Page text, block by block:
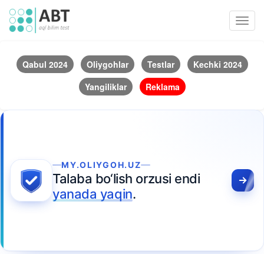
Qabul 2024 Oliygohlar Testlar
Kechki 2024
Yangiliklar
Reklama
MY.OLIYGOH.UZ
Talaba bo‘lish orzusi endi
yanada yaqin.